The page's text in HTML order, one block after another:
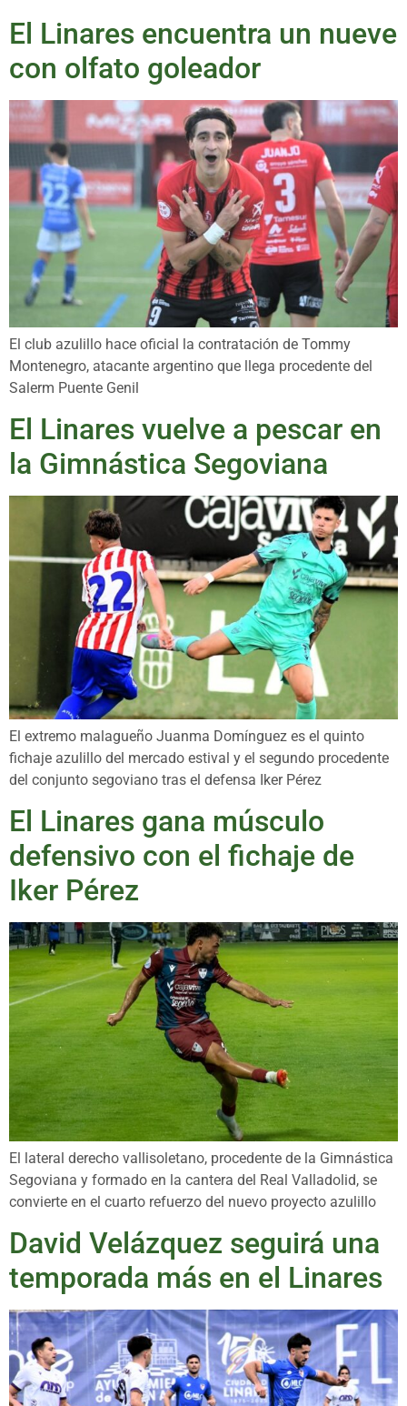
El Linares encuentra un nueve
con olfato goleador
El club azulillo hace oficial la contratación de Tommy
Montenegro, atacante argentino que llega procedente del
Salerm Puente Genil
El Linares vuelve a pescar en
la Gimnástica Segoviana
El extremo malagueño Juanma Domínguez es el quinto
fichaje azulillo del mercado estival y el segundo procedente
del conjunto segoviano tras el defensa Iker Pérez
El Linares gana músculo
defensivo con el fichaje de
Iker Pérez
El lateral derecho vallisoletano, procedente de la Gimnástica
Segoviana y formado en la cantera del Real Valladolid, se
convierte en el cuarto refuerzo del nuevo proyecto azulillo
David Velázquez seguirá una
temporada más en el Linares